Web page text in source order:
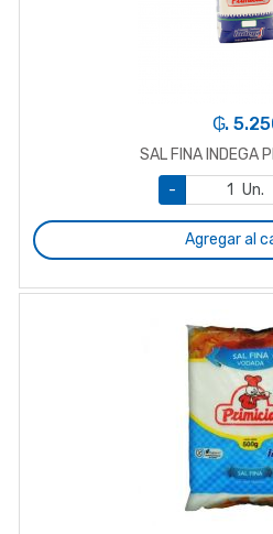
₲.
SAL FINA INDEGA
-
Un.
Agregar al